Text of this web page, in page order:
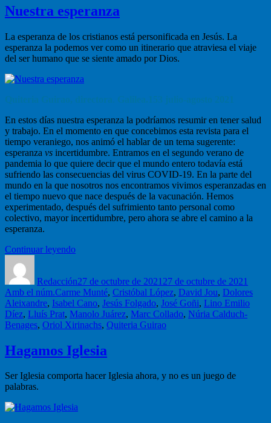
Nuestra esperanza
La esperanza de los cristianos está personificada en Jesús. La
esperanza la podemos ver como un itinerario que atraviesa el viaje
del ser humano que se siente amado por Dios.
En estos días nuestra esperanza la podríamos resumir en tener salud
y trabajo. En el momento en que concebimos esta revista para el
tiempo veraniego, nos animó el hablar de un tema sugerente:
esperanza vs incertidumbre. Entramos en el segundo verano de
pandemia lo que quiere decir que el mundo entero todavía está
sufriendo las consecuencias del virus COVID-19. En la parte del
mundo en la que nosotros nos encontramos vivimos esperanzadas en
el tiempo nuevo que nace después de la vacunación. Hemos
experimentado, después del sufrimiento tanto personal como
colectivo, mayor incertidumbre, pero ahora se abre el camino a la
esperanza.
Continuar leyendo“Nuestra
Redacción27 de octubre de 2021 27 de octubre de 2021
Amb el núm.Etiquetas
Carme Munté, Cristóbal López, David Jou, Dolores
Aleixandre, Isabel Cano, Jesús Folgado, José Goñi, Lino Emilio
Díez, Lluís Prat, Manolo Juárez, Marc Collado, Núria Calduch-
Benages, Oriol Xirinachs, Quiteria Guirao
Hagamos Iglesia
Ser Iglesia comporta hacer Iglesia ahora, y no es un juego de
palabras.